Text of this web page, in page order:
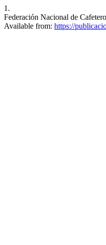
1.
Federación Nacional de
Available from: https://